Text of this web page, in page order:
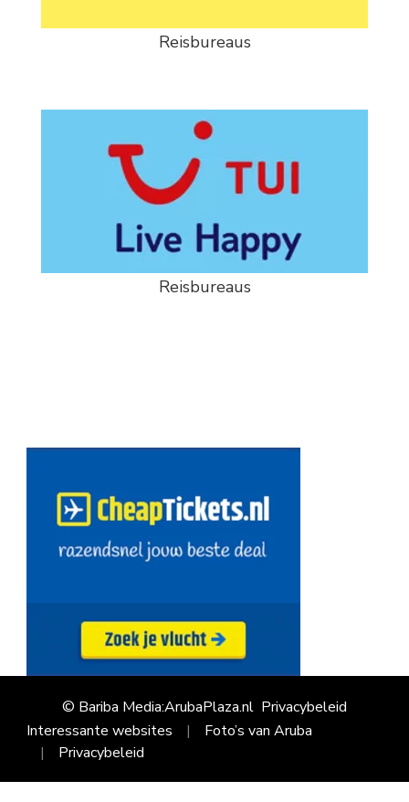
Reisbureaus
Reisbureaus
© Bariba Media:ArubaPlaza.nl Privacybeleid
Interessante websites
Foto’s van Aruba
Privacybeleid